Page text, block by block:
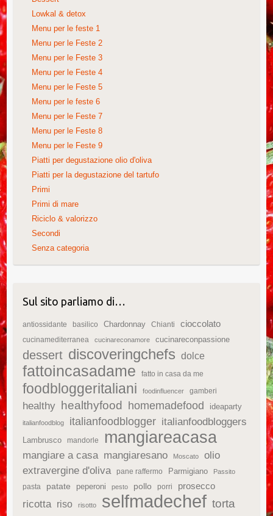
Lowkal & detox
Menu per le feste 1
Menu per le Feste 2
Menu per le Feste 3
Menu per le Feste 4
Menu per le Feste 5
Menu per le feste 6
Menu per le Feste 7
Menu per le Feste 8
Menu per le Feste 9
Piatti per degustazione olio d'oliva
Piatti per la degustazione del tartufo
Primi
Primi di mare
Riciclo & valorizzo
Secondi
Senza categoria
Sul sito parliamo di…
antiossidante basilico Chardonnay Chianti cioccolato
cucinamediterranea cucinareconamore cucinareconpassione
dessert discoveringchefs dolce
fattoincasadame fatto in casa da me
foodbloggeritaliani foodinfluencer gamberi
healthy healthyfood homemadefood ideaparty
italianfoodblog italianfoodblogger italianfoodbloggers
Lambrusco mandorle mangiareacasa
mangiare a casa mangiaresano Moscato
olio
extravergine d'oliva
pane raffermo Parmigiano Passito
pasta patate peperoni pesto pollo porri prosecco
ricotta riso risotto selfmadechef torta